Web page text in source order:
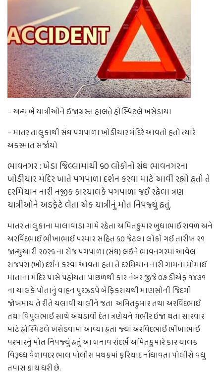
– અન્ય બે યાત્રીઓને ઈજાગ્રસ્ત હાલતે હોસ્પિટલે ખસેડાયા
– માતર તાલુકાથી સંઘ પગપાળા ખોડીયાર મંદિરે આવતો હતો ત્યારે
અકસ્માત સર્જાયો
ભાવનગર : ખેડા જિલ્લામાંથી ૬૦ લોકોનો સંઘ ભાવનગરના
ખોડીયાર મંદિર ખાતે પગપાળા દર્શન કરવા માટે આવી રહ્યો હતો તે
દરમિયાન નારી નજીક કારચાલકે પગપાળા જઈ રહેલા ત્રણ
યાત્રીઓને અડફેટે લેતા એક યાત્રીનું મોત નિપજ્યું હતું.
માતર તાલુકાના માલાવાડા ગામે રહેતા અમિતકુમાર બુધાભાઈ રાવળ અને
અરવિંદભાઈ ભીખાભાઈ પરમાર સહિત ૬૦ જેટલા લોકો ગઈ તારીખ ૨૧
જાન્યુઆરી ૨૦૨૬ ના રોજ પગપાળા (સંઘ) લઈને ભાવનગરમાં આવેલ
રાજપરા (ખો) દર્શન કરવા આવતા હતા તે દરમિયાન નારી ગામના મોમાઈ
માતાના મંદિર પાસે પહોંચતા પાછળથી કાર નંબર જીજે ૦૭ ડીએફ ૧૪૭૧
ના ચાલકે પોતાનું વાહન પુરઝડપે બેફિકરાયથી માણસોની જિદગી
જોખમાય તે રીતે ચલાવી ચાલીને જતા અમિતકુમાર તથા અરવિંદભાઈ
તથા વિપુલભાઈ સાથે અથડાવી દેતા ત્રણેયને ગંભીર ઇજા થતા સારવાર
માટે હોસ્પિટલે ખસેડવામાં આવ્યા હતા જ્યાં અરવિંદભાઈ ભીખાભાઈ
પરમારનું મોત નિપજ્યું હતું.આ બનાવ સંદર્ભે અમિતકુમારે કાર ચાલક
વિરૂધ્ધ વેળાવદર ભાલ પોલીસ મથકમાં ફરિયાદ નોંધાવતા પોલીસે વધુ
તપાસ હાથ ધરી છે.